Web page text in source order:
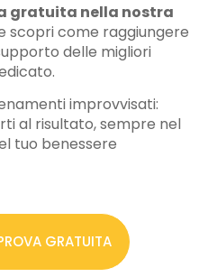
gratuita nella nostra
scopri come raggiungere
delle migliori
improvvisati:
al risultato, sempre nel
tuo benessere
GRATUITA